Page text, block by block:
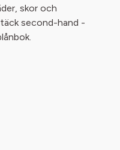
skor och
second-hand -